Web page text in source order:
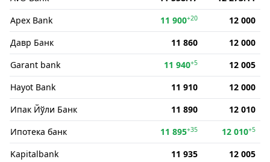
Apex Bank
11 900+20
12 000
Давр Банк
11 860
12 000
Garant bank
11 940+5
12 005
Hayot Bank
11 910
12 000
Ипак Йўли Банк
11 890
12 010
Ипотека банк
11 895+35 12 010+5
Kapitalbank 11 935
12 005